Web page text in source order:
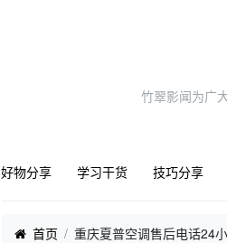
竹翠影闻为广
好物分享 学习干货 技巧分享
首页 重庆夏普空调售后电话24